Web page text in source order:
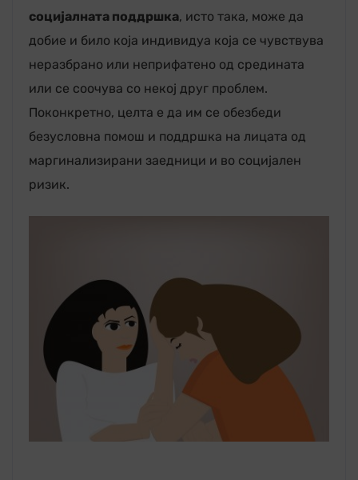
социјалната поддршка, исто така, може да
добие и било која индивидуа која се чувствува
неразбрано или неприфатено од средината
или се соочува со некој друг проблем.
Поконкретно, целта е да им се обезбеди
безусловна помош и поддршка на лицата од
маргинализирани заедници и во социјален
ризик.